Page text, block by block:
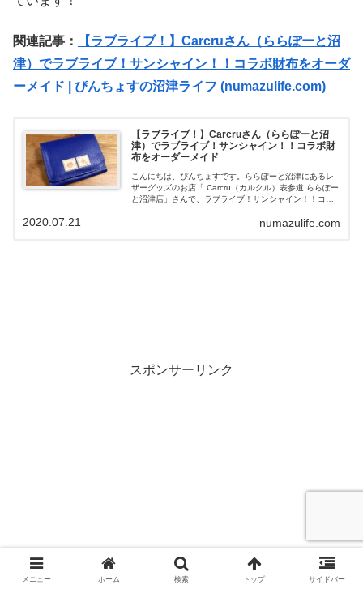
関連記事：
【ラブライブ！】Carcruさん（ららぽーと沼
津）でラブライブ！サンシャイン！！コラボ財布をオーダ
ーメイド | ぴんちょすの沼津ライフ (numazulife.com)
【ラブライブ！】Carcruさん（ららぽーと沼
津）でラブライブ！サンシャイン！！コラボ財
布をオーダーメイド
こんにちは、ぴんちょすです。ららぽーと沼津にあるレ
ザーグッズのお店「 Carcru（カルクル）表参道 ららぽー
と沼津店」さんで、ラブライブ！サンシャイン！！コラ
numazulife.com
2020.07.21
スポンサーリンク
メニュー ホーム 検索 トップ サイドバー